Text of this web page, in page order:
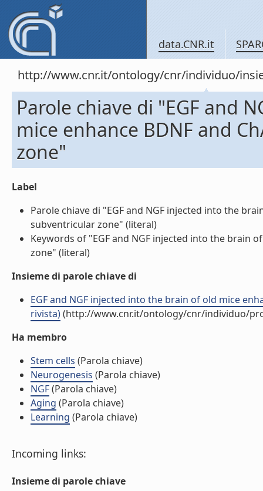
data.CNR.it
http://www.cnr.it/ontology/cnr/individuo/
Parole chiave di "EGF and
mice enhance BDNF and
zone"
Label
Parole chiave di "EGF and NGF injected into the
subventricular zone" (literal)
Keywords of "EGF and NGF injected into the brain
zone" (literal)
Insieme di parole chiave di
EGF and NGF injected into the brain of old mice
rivista)(http://www.cnr.it/ontology/cnr/individuo/
Ha membro
Stem cells (Parola chiave)
Neurogenesis (Parola chiave)
NGF(Parola chiave)
Aging (Parola chiave)
Learning (Parola chiave)
Incoming links:
Insieme di parole chiave